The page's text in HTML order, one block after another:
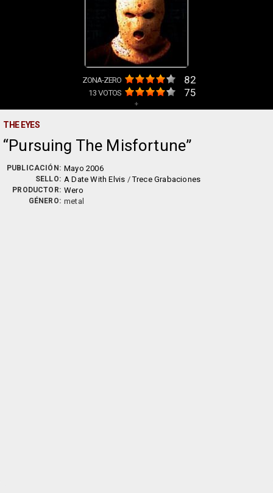
ZONA-ZERO 82
13VOTOS 75
+
THE EYES
Pursuing The Misfortune
PUBLICACIÓN: Mayo 2006
SELLO: A Date With Elvis /Trece Grabaciones
PRODUCTOR: Wero
GÉNERO: metal